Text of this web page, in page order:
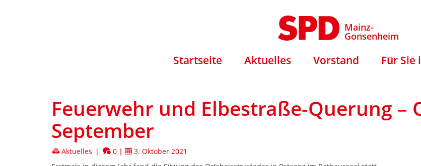
Mainz-
Gonsenheim
Startseite Aktuelles Vorstand Für Sie
Feuerwehr und Elbestraße-Querung –
September
Aktuelles | 0 |
3. Oktober 2021